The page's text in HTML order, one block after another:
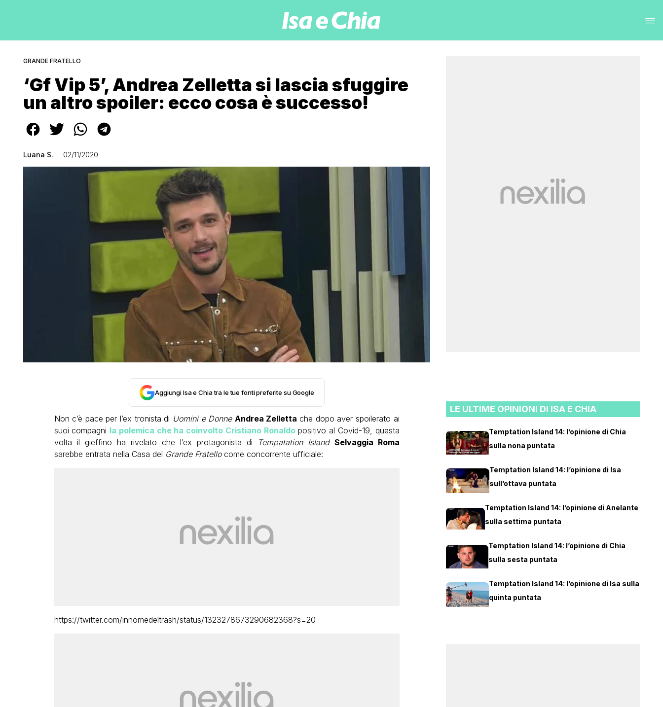
GRANDE FRATELLO
‘Gf Vip 5’, Andrea Zelletta si lascia sfuggire
un altro spoiler: ecco cosa è successo!
Luana S. 02/11/2020
Aggiungi Isa e Chia tra le tue fonti preferite su Google
Non c’è pace per l’ex tronista di Uomini e Donne Andrea Zelletta che dopo aver spoilerato ai
suoi compagni la polemica che ha coinvolto Cristiano Ronaldopositivo al Covid-19, questa
volta il gieffino ha rivelato che l’ex protagonista di
Tempatation Island Selvaggia Roma
sarebbe entrata nella Casa del Grande Fratellocome concorrente ufficiale:
https://twitter.com/innomedeltrash/status/1323278673290682368?s=20
LE ULTIME OPINIONI DI ISA E CHIA
Temptation Island 14: l’opinione di Chia
sulla nona puntata
Temptation Island 14: l’opinione di Isa
sull’ottava puntata
Temptation Island 14: l’opinione di Anelante
sulla settima puntata
Temptation Island 14: l’opinione di Chia
sulla sesta puntata
Temptation Island 14: l’opinione di Isa sulla
quinta puntata